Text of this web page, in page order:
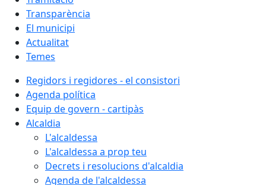
Transparència
El municipi
Actualitat
Temes
Regidors i regidores - el consistori
Agenda política
Equip de govern - cartipàs
Alcaldia
L'alcaldessa
L'alcaldessa a prop teu
Decrets i resolucions d'alcaldia
Agenda de l'alcaldessa